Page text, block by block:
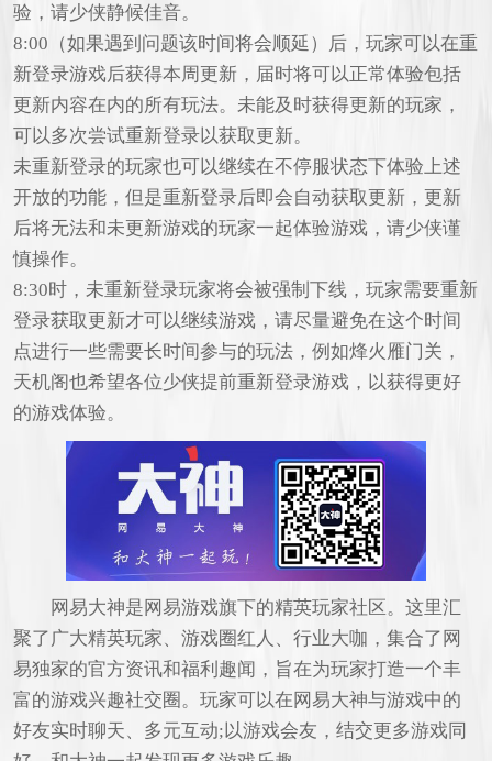
验，请少侠静候佳音。
8:00（如果遇到问题该时间将会顺延）后，玩家可以在重
新登录游戏后获得本周更新，届时将可以正常体验包括
更新内容在内的所有玩法。未能及时获得更新的玩家，
可以多次尝试重新登录以获取更新。
未重新登录的玩家也可以继续在不停服状态下体验上述
开放的功能，但是重新登录后即会自动获取更新，更新
后将无法和未更新游戏的玩家一起体验游戏，请少侠谨
慎操作。
8:30时，未重新登录玩家将会被强制下线，玩家需要重新
登录获取更新才可以继续游戏，请尽量避免在这个时间
点进行一些需要长时间参与的玩法，例如烽火雁门关，
天机阁也希望各位少侠提前重新登录游戏，以获得更好
的游戏体验。
网易大神是网易游戏旗下的精英玩家社区。这里汇
聚了广大精英玩家、游戏圈红人、行业大咖，集合了网
易独家的官方资讯和福利趣闻，旨在为玩家打造一个丰
富的游戏兴趣社交圈。玩家可以在网易大神与游戏中的
好友实时聊天、多元互动;以游戏会友，结交更多游戏同